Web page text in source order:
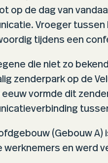
op de dag van
Vroeger tussen
tijdens een
die niet zo
zenderpark op de
vormde dit
(Gebouw A)
werknemers en werd